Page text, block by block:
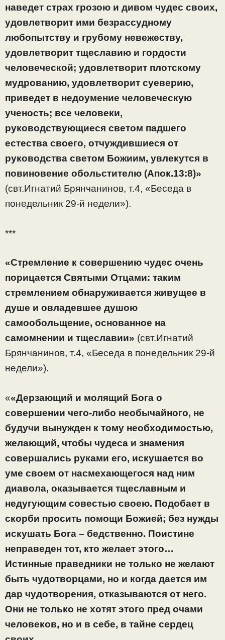
наведет страх грозою и дивом чудес своих,
удовлетворит ими безрассудному
любопытству и грубому невежеству,
удовлетворит тщеславию и гордости
человеческой; удовлетворит плотскому
мудрованию, удовлетворит суеверию,
приведет в недоумение человеческую
ученость; все человеки,
руководствующиеся светом падшего
естества своего, отчуждившиеся от
руководства светом Божиим, увлекутся в
повиновение обольстителю (Апок.13:8)»
(свт.Игнатий Брянчанинов, т.4, «Беседа в
понедельник 29-й недели»).
***
«Стремление к совершению чудес очень
порицается Святыми Отцами: таким
стремлением обнаруживается живущее в
душе и овладевшее душою
самообольщение, основанное на
самомнении и тщеславии» (свт.Игнатий
Брянчанинов, т.4, «Беседа в понедельник 29-й
недели»).
««Дерзающий и молящий Бога о
совершении чего-либо необычайного, не
будучи вынужден к тому необходимостью,
желающий, чтобы чудеса и знамения
совершались руками его, искушается во
уме своем от насмехающегося над ним
диавола, оказывается тщеславным и
недугующим совестью своею. Подобает в
скорби просить помощи Божией; без нужды
искушать Бога – бедственно. Поистине
неправеден тот, кто желает этого…
Истинные праведники не только не желают
быть чудотворцами, но и когда дается им
дар чудотворения, отказываются от него.
Они не только не хотят этого пред очами
человеков, но и в себе, в тайне сердец